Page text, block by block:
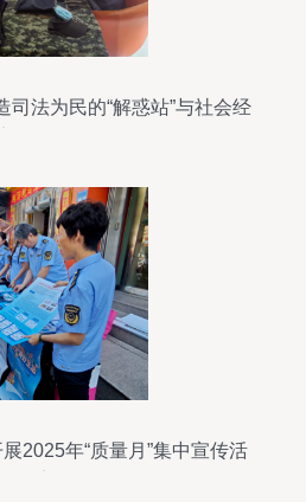
司法为民的“解惑站”与社会经
2025年“质量月”集中宣传活